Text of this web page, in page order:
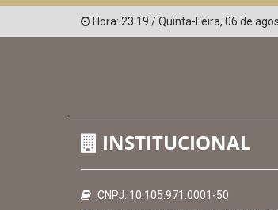
Hora:23:19/Quinta-Feira ,06 de